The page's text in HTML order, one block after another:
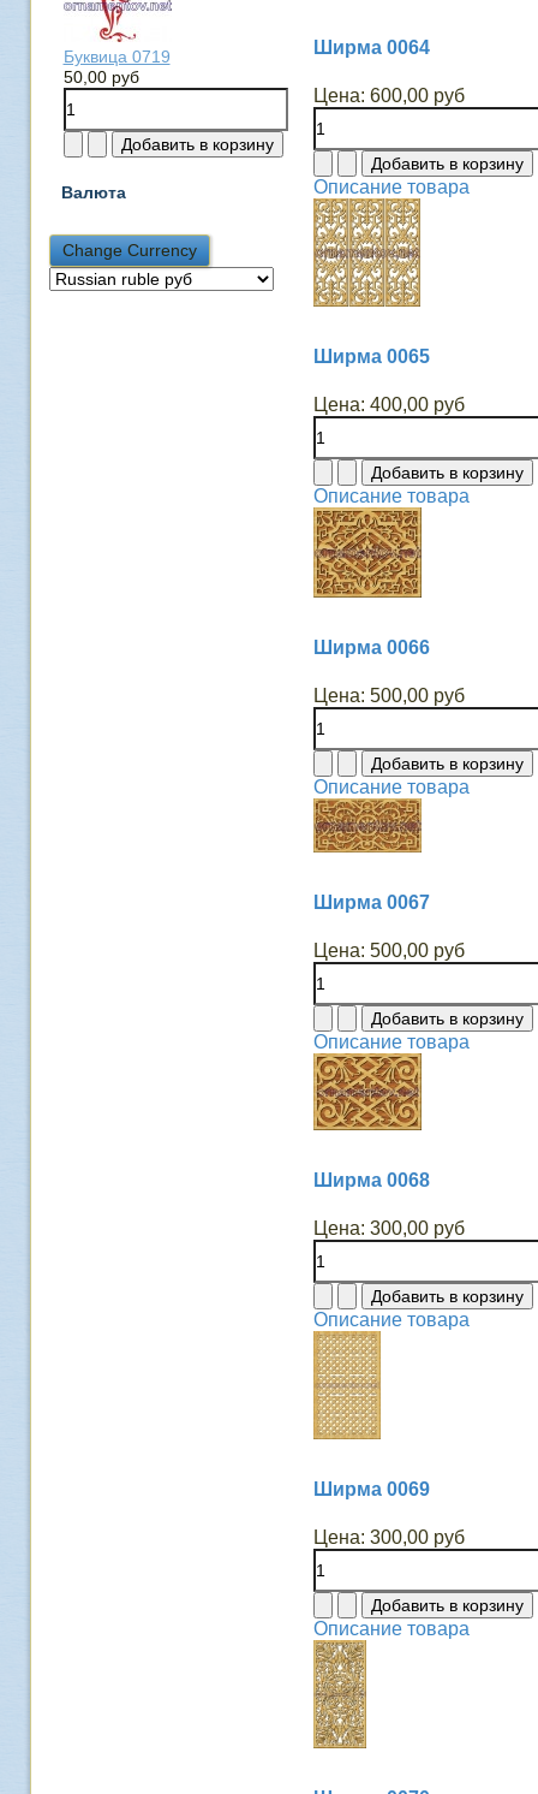
Буквица 0719
50,00 руб
Валюта
Ширма 0064
Цена: 600,00 руб
Описание товара
Ширма 0065
Цена: 400,00 руб
Описание товара
Ширма 0066
Цена: 500,00 руб
Описание товара
Ширма 0067
Цена: 500,00 руб
Описание товара
Ширма 0068
Цена: 300,00 руб
Описание товара
Ширма 0069
Цена: 300,00 руб
Описание товара